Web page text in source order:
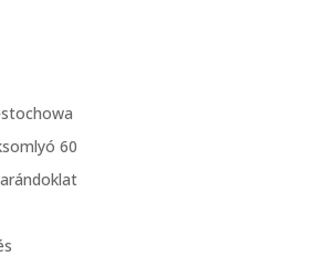
60